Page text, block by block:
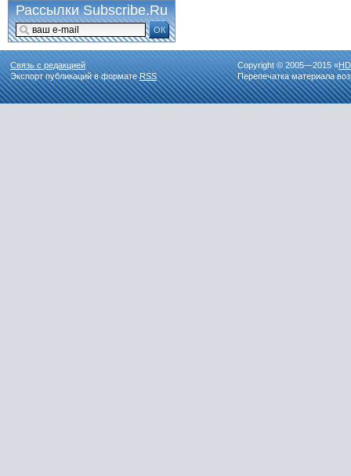
Рассылки Subscribe.Ru
ОК
Связь с редакцией
Экспорт публикаций в форматеRSS
Copyright © 2005—2015 «
Перепечатка материала